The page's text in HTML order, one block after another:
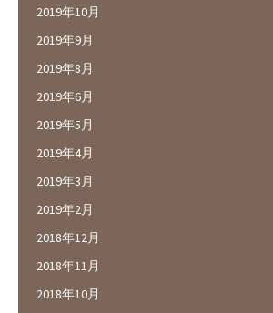
2019年10月
2019年9月
2019年8月
2019年6月
2019年5月
2019年4月
2019年3月
2019年2月
2018年12月
2018年11月
2018年10月